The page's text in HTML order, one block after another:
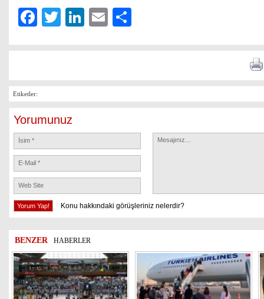
Facebook
TwitterLinkedIn
Email
Etiketler:
Yorumunuz
Konu hakkındaki görüşleriniz nelerdir?
BENZER HABERLER